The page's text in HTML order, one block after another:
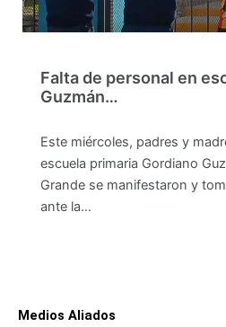
Falta de personal en
Guzmán…
Este miércoles, padres y
escuela primaria Gordiano
Grande se manifestaron y
ante la…
Medios Aliados